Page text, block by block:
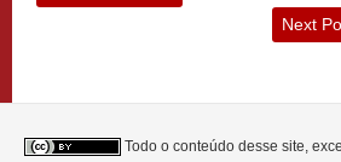
Next
Todo o conteúdo desse site,